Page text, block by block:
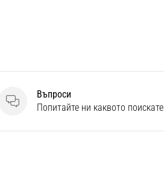
Въпроси
Въпроси
Попитайте ни каквото поискате